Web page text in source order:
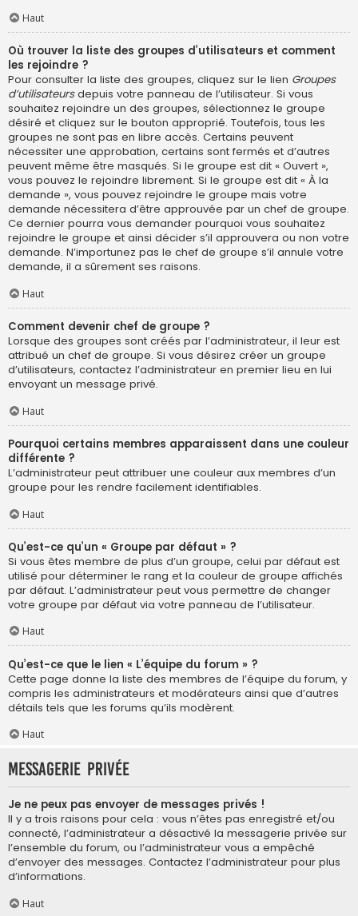
Haut
Où trouver la liste des groupes d’utilisateurs et comment
les rejoindre ?
Pour consulter la liste des groupes, cliquez sur le lien Groupes
d’utilisateursdepuis votre panneau de l’utilisateur. Si vous
souhaitez rejoindre un des groupes, sélectionnez le groupe
désiré et cliquez sur le bouton approprié. Toutefois, tous les
groupes ne sont pas en libre accès. Certains peuvent
nécessiter une approbation, certains sont fermés et d’autres
peuvent même être masqués. Si le groupe est dit « Ouvert »,
vous pouvez le rejoindre librement. Si le groupe est dit « À la
demande », vous pouvez rejoindre le groupe mais votre
demande nécessitera d’être approuvée par un chef de groupe.
Ce dernier pourra vous demander pourquoi vous souhaitez
rejoindre le groupe et ainsi décider s’il approuvera ou non votre
demande. N’importunez pas le chef de groupe s’il annule votre
demande, il a sûrement ses raisons.
Haut
Comment devenir chef de groupe ?
Lorsque des groupes sont créés par l’administrateur, il leur est
attribué un chef de groupe. Si vous désirez créer un groupe
d’utilisateurs, contactez l’administrateur en premier lieu en lui
envoyant un message privé.
Haut
Pourquoi certains membres apparaissent dans une couleur
différente ?
L’administrateur peut attribuer une couleur aux membres d’un
groupe pour les rendre facilement identifiables.
Haut
Qu’est-ce qu’un « Groupe par défaut » ?
Si vous êtes membre de plus d’un groupe, celui par défaut est
utilisé pour déterminer le rang et la couleur de groupe affichés
par défaut. L’administrateur peut vous permettre de changer
votre groupe par défaut via votre panneau de l’utilisateur.
Haut
Qu’est-ce que le lien « L’équipe du forum » ?
Cette page donne la liste des membres de l’équipe du forum, y
compris les administrateurs et modérateurs ainsi que d’autres
détails tels que les forums qu’ils modèrent.
Haut
Messagerie privée
Je ne peux pas envoyer de messages privés !
Il y a trois raisons pour cela : vous n’êtes pas enregistré et/ou
connecté, l’administrateur a désactivé la messagerie privée sur
l’ensemble du forum, ou l’administrateur vous a empêché
d’envoyer des messages. Contactez l’administrateur pour plus
d’informations.
Haut